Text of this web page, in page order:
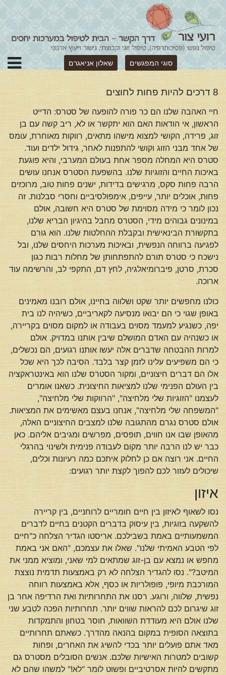
סוגי המפגשים שאלון אניאגרם
8 דרכים להיות פחות לחוצים
חיי האהבה שלנו הם כר פורה להופעה של סטרס: הדייט
הראשון, אי הודאות האם הוא יתקשר או לא, ריב קשה עם בן
זוג, פרידה, הקושי למצוא מישהו מתאים, רווקות מאוחרת, עומס
של אחד מבני הזוג וקושי להתפנות לאחר, גידול ילדים ועוד.
סטרס היא המחלה מספר אחת בעולם המערבי, והיא פוגעת
באיכות החיים והזוגיות שלנו. בהשפעת הסטרס אנחנו עושים
הרבה פחות סקס, מרגישים בדידות, ישנים פחות טוב, מרוכזים
פחות, אוכלים יותר, עייפים, אימפולסיביים וחסרי סבלנות. זה
נכון לומר כי מידה מסוימת של סטרס היא חשובה, אולם
במינונים גבוהים מידי, הסטרס מחבל בהיגיון הבריא שלנו,
בתקשורת הבינאישית ובקבלת ההחלטות שלנו. הוא גורם
לפגיעה ברווחה הנפשית, ובאיכות מערכות היחסים שלנו, ובל
נישכח כי סטרס תורם להתפתחותן של מחלות רבות כגון
סכרת, סרטן, פיברומיאלגיה, לחץ דם, התקפי לב, והרשימה עוד
ארוכה.
כולנו מחפשים יותר שקט ושלווה בחיינו, אולם רובנו מאמינים
באופן שגוי כי הם יבואו מנסיעה לקאריביים, כשיהיה לנו בית
יפה, כשנגיע למעמד מסוים בעבודה או למקום מסוים בקריירה,
או כשנהיה עם האדם המושלם שיבין אותנו במדויק. אולם
למרות ההבטחה שדברים אלה יעשו אותנו רגועים, הם נכשלים,
כי הם משפיעים עלינו לזמן קצר בלבד. הסיבה לכך היא שכל
אלו הם דברים חיצוניים, ומקור הסטרס שלנו הוא באינטראקציה
בין העולם הפנימי שלנו למציאות החיצונית. כשאנו אומרים
לעצמנו "הזוגיות שלי מלחיצה", "הרווקות שלי מלחיצה",
"המשפחה שלי מלחיצה", אנחנו בעצם מאשימים את המציאות.
אולם סטרס נגרם מהתגובה שלנו למצבים החיצוניים האלה,
מהאופן שבו אנו חווים, תופסים, מפרשים ומגיבים אליהם. כאן
כבר יש לנו הרבה יותר מקום לעבודה פנימית ולשינוי בהרגלי
החיים. אני רוצה אם כן לחלוק איתכם כמה רעיונות וכלים,
שיכולים לעזור לכם להפוך לקצת יותר רגועים:
איזון
נסו לשאוף לאיזון בין חיים חומריים לרוחניים, בין קריירה
להשקעה בזוגיות, בין עיסוק בדברים הקטנים בחיים לדברים
המשמעותיים באמת בשבילכם. אריסטו הגדיר הצלחה כ"חיים
לפי הטבע האמיתי שלנו". שאלו את עצמכם, "האם אני באמת
מחפש או נמצא עם בן-זוג שמתאים למי שאני, ומוציא ממני את
המיטב?". נסו להגדיר הצלחה לא רק באמצעות תדמית נוצצת
המורכבת מיופי, פופולריות או כסף, אלא באמצעות רווחה
נפשית, שלווה, ורוגע. רסנו את התחרותיות ואת הרדיפה אחר בן
זוג שיגרום לכם להראות שווים יותר. תחרותיות הפכה לטבע שני
שלנו אולם היא מעודדת השוואות, חוסר בטחון והתמקדות
בתוצאה הסופית במקום בהנאה מהדרך. כשאתם תחרותיים
מאד אתם פועלים יותר בכדי להשיג את האחרים, ופחות
קשובים למטרות האישיות שלכם. אנשים הסובלים מסטרס גם
מתקשים להיות אסרטיביים ופשוט לומר "לא!" למשהו שהם לא